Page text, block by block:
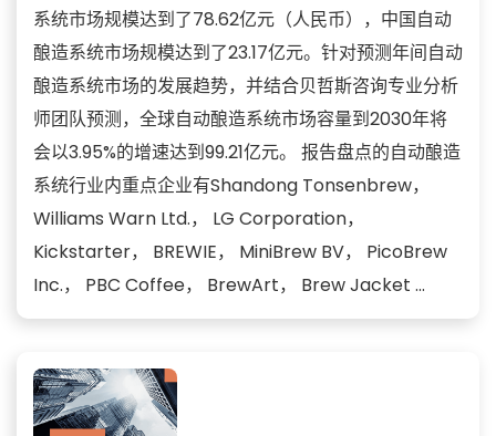
系统市场规模达到了78.62亿元（人民币），中国自动
酿造系统市场规模达到了23.17亿元。针对预测年间自动
酿造系统市场的发展趋势，并结合贝哲斯咨询专业分析
师团队预测，全球自动酿造系统市场容量到2030年将
会以3.95%的增速达到99.21亿元。 报告盘点的自动酿造
系统行业内重点企业有Shandong Tonsenbrew，
Williams Warn Ltd.， LG Corporation，
Kickstarter， BREWIE， MiniBrew BV， PicoBrew
Inc.， PBC Coffee， BrewArt， Brew Jacket ...